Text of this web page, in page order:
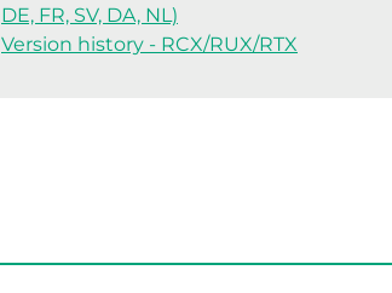
DE, FR, SV, DA, NL)
Version history - RCX/RUX/RTX